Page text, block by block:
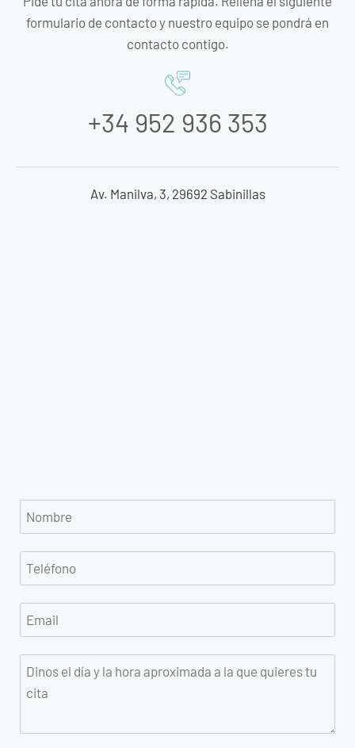
formulario de contacto y nuestro equipo se pondrá en
contacto contigo.
+34 952 936 353
Av. Manilva, 3, 29692 Sabinillas